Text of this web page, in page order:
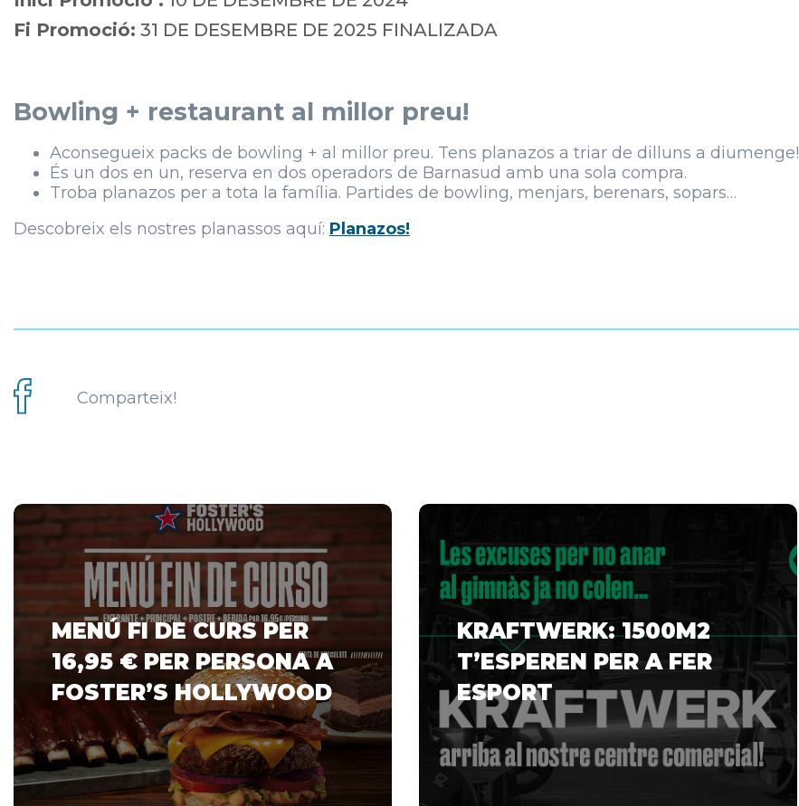
Fi Promoció: 31 DE DESEMBRE DE 2025 FINALIZADA
Bowling + restaurant al millor preu!
Aconsegueix packs de bowling + al millor preu. Tens planazos a triar de dilluns a diumenge!
És un dos en un, reserva en dos operadors de Barnasud amb una sola compra.
Troba planazos per a tota la família. Partides de bowling, menjars, berenars, sopars…
Descobreix els nostres planassos aquí: Planazos!
Comparteix!
MENÚ FI DE CURS PER
16,95 € PER PERSONA A
FOSTER’S HOLLYWOOD
KRAFTWERK: 1500M2
T’ESPEREN PER A FER
ESPORT